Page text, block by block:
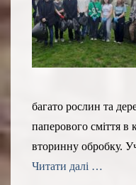
багато рослин та
паперового сміття в
вторинну обробку.
Читати далі …